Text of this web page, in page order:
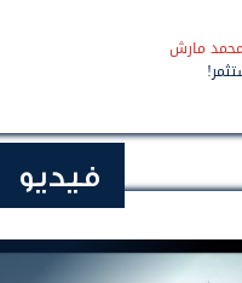
مارش
فيديو